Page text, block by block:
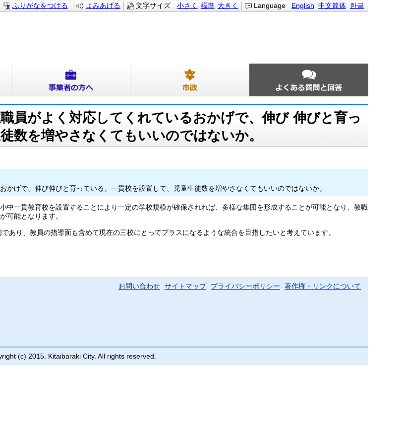
Language English 中文简体 한글
文字サイズ 小さく 標準 大きく
ふりがなをつける よみあげる
員がよく対応してくれているおかげで、伸び 伸びと育っ
数を増やさなくてもいいのではないか。
げで、伸び伸びと育っている。一貫校を設置して、児童生徒数を増やさなくてもいいのではないか。
中一貫教育校を設置することにより一定の学校規模が確保されれば、多様な集団を形成することが可能となり、教職
可能となります。
あり、教員の指導面も含めて現在の三校にとってプラスになるような統合を目指したいと考えています。
お問い合わせ サイトマップ プライバシーポリシー 著作権・リンクについて
(c) 2015. Kitaibaraki City. All rights reserved.